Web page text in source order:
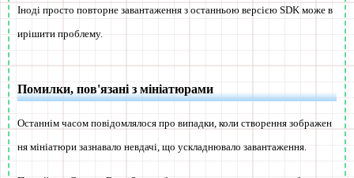
Іноді просто повторне завантаження з останньою версією SDK може в
ирішити проблему.
Помилки, пов'язані з мініатюрами
Останнім часом повідомлялося про випадки, коли створення зображен
ня мініатюри зазнавало невдачі, що ускладнювало завантаження.